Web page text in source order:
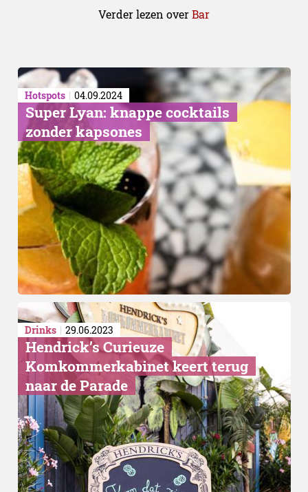
Verder lezen overBar
Hotspots 04.09.2024
Super Lyan: knappe cocktails
zonder kapsones
Drinks 29.06.2023
Hendrick’s Curieuze
Komkommerkabinet keert terug
naar de Parade